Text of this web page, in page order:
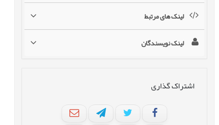
لینک های مرتبط
لینک نویسندگان
اشتراک گذاری